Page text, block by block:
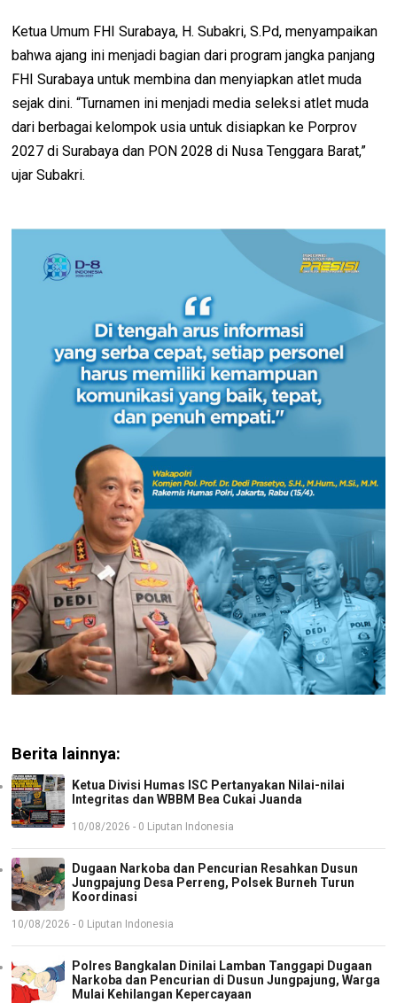
Ketua Umum FHI Surabaya, H. Subakri, S.Pd, menyampaikan
bahwa ajang ini menjadi bagian dari program jangka panjang
FHI Surabaya untuk membina dan menyiapkan atlet muda
sejak dini. “Turnamen ini menjadi media seleksi atlet muda
dari berbagai kelompok usia untuk disiapkan ke Porprov
2027 di Surabaya dan PON 2028 di Nusa Tenggara Barat,”
ujar Subakri.
Berita lainnya:
Ketua Divisi Humas ISC Pertanyakan Nilai-nilai
Integritas dan WBBM Bea Cukai Juanda
10/08/2026 - 0 Liputan Indonesia
Dugaan Narkoba dan Pencurian Resahkan Dusun
Jungpajung Desa Perreng, Polsek Burneh Turun
Koordinasi
10/08/2026 - 0 Liputan Indonesia
Polres Bangkalan Dinilai Lamban Tanggapi Dugaan
Narkoba dan Pencurian di Dusun Jungpajung, Warga
Mulai Kehilangan Kepercayaan